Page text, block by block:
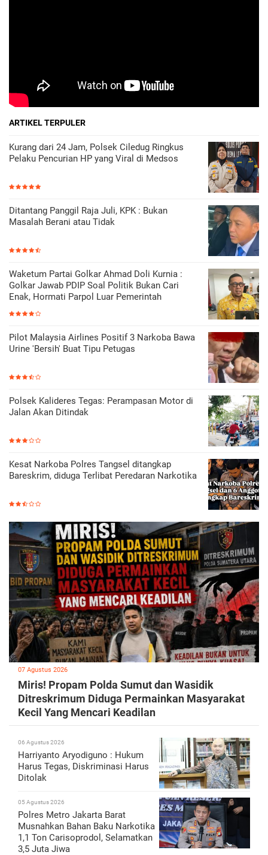
ARTIKEL TERPULER
Kurang dari 24 Jam, Polsek Ciledug Ringkus
Pelaku Pencurian HP yang Viral di Medsos
Ditantang Panggil Raja Juli, KPK : Bukan
Masalah Berani atau Tidak
Waketum Partai Golkar Ahmad Doli Kurnia :
Golkar Jawab PDIP Soal Politik Bukan Cari
Enak, Hormati Parpol Luar Pemerintah
Pilot Malaysia Airlines Positif 3 Narkoba Bawa
Urine 'Bersih' Buat Tipu Petugas
Polsek Kalideres Tegas: Perampasan Motor di
Jalan Akan Ditindak
Kesat Narkoba Polres Tangsel ditangkap
Bareskrim, diduga Terlibat Peredaran Narkotika
07 Agustus 2026
Miris! Propam Polda Sumut dan Wasidik
Ditreskrimum Diduga Permainkan Masyarakat
Kecil Yang Mencari Keadilan
06 Agustus 2026
Harriyanto Aryodiguno : Hukum
Harus Tegas, Diskriminasi Harus
Ditolak
05 Agustus 2026
Polres Metro Jakarta Barat
Musnahkan Bahan Baku Narkotika
1,1 Ton Carisoprodol, Selamatkan
3,5 Juta Jiwa